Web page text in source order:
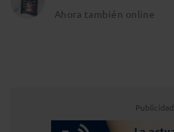
Ahora también online
Publicidad